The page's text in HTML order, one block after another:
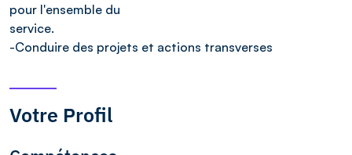
pour l'ensemble du
service.
-Conduire des projets et actions transverses
Votre Profil